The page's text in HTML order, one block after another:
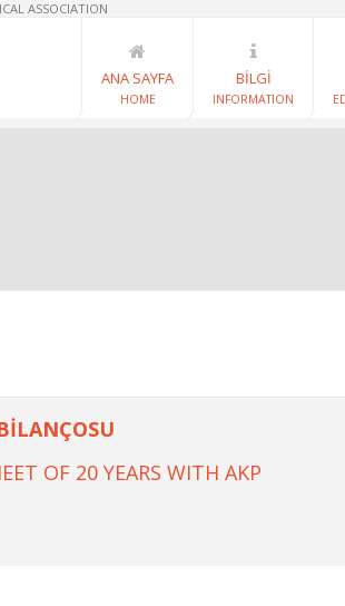
ASSOCIATION
ANA SAYFA
HOME
BİLGİ
INFORMATION
OF 20 YEARS WITH AKP